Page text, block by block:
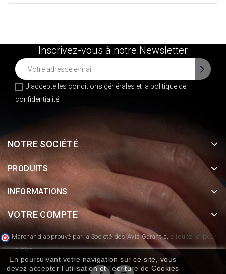
Inscrivez-vous à notre Newsletter
J'accepte les conditions générales et la politique de
confidentialité
NOTRE SOCIÉTÉ
PRODUITS
INFORMATIONS
VOTRE COMPTE
En poursuivant votre navigation sur ce site, vous
devez accepter l’utilisation et l'écriture de Cookies
Marchand approuvé par la Société des Avis Garantis, cliquez ici pour
vérifier.